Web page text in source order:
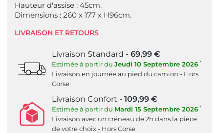
Hauteur d'assise : 45cm.
Dimensions : 260 x 177 x H96cm.
LIVRAISON ET RETOURS
Livraison Standard - 69,99 €
Estimée à partir du Jeudi 10 Septembre 2026 *
Livraison en journée au pied du camion - Hors
Corse
Livraison Confort - 109,99 €
Estimée à partir du Mardi 15 Septembre 2026 *
Livraison avec un créneau de 2h dans la pièce
de votre choix - Hors Corse